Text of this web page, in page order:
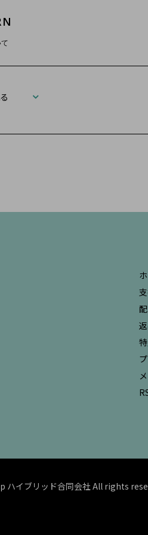
イブリッド合同会社 All rights